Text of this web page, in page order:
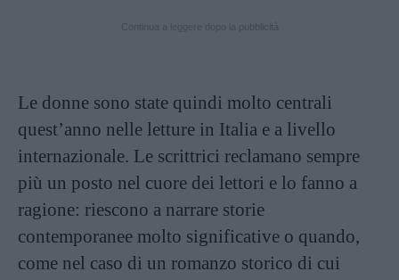
Le donne sono state quindi molto centrali
quest’anno nelle letture in Italia e a livello
internazionale. Le scrittrici reclamano sempre
più un posto nel cuore dei lettori e lo fanno a
ragione: riescono a narrare storie
contemporanee molto significative o quando,
come nel caso di un romanzo storico di cui